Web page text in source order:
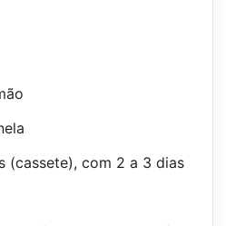
(cassete), com 2 a 3 dias